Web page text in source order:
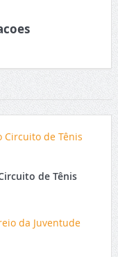
de Tênis